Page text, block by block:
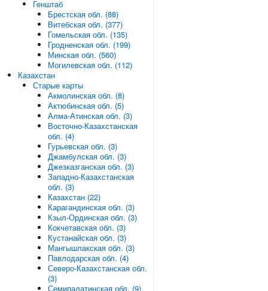
Генштаб
Брестская обл. (88)
Витебская обл. (377)
Гомельская обл. (135)
Гродненская обл. (199)
Минская обл. (560)
Могилевская обл. (112)
Казахстан
Старые карты
Акмолинская обл. (8)
Актюбинская обл. (5)
Алма-Атинская обл. (3)
Восточно-Казахстанская
обл. (4)
Гурьевская обл. (3)
Джамбулская обл. (3)
Джезказганская обл. (3)
Западно-Казахстанская
обл. (3)
Казахстан (22)
Карагандинская обл. (3)
Кзыл-Ординская обл. (3)
Кокчетавская обл. (3)
Кустанайская обл. (3)
Мангышлакская обл. (3)
Павлодарская обл. (4)
Северо-Казахстанская обл.
(3)
Семипалатинская обл. (9)